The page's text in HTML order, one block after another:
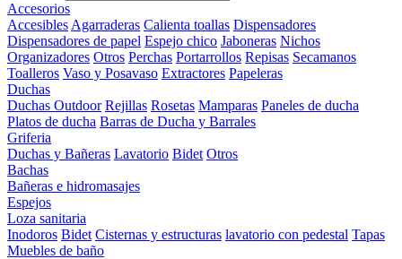
Accesorios
Accesibles Agarraderas Calienta toallas Dispensadores
Dispensadores de papel Espejo chico Jaboneras Nichos
Organizadores Otros Perchas Portarrollos Repisas Secamanos
Toalleros Vaso y Posavaso Extractores Papeleras
Duchas
Duchas Outdoor Rejillas Rosetas Mamparas Paneles de ducha
Platos de ducha Barras de Ducha y Barrales
Griferia
Duchas y Bañeras Lavatorio Bidet Otros
Bachas
Bañeras e hidromasajes
Espejos
Loza sanitaria
Inodoros Bidet Cisternas y estructuras lavatorio con pedestal Tapas
Muebles de baño